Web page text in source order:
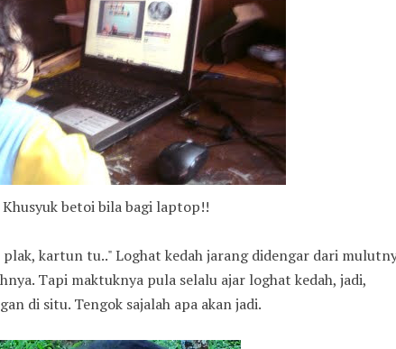
Khusyuk betoi bila bagi laptop!!
kartun tu.." Loghat kedah jarang didengar dari
Tapi maktuknya pula selalu ajar loghat kedah, jadi,
di situ. Tengok sajalah apa akan jadi.